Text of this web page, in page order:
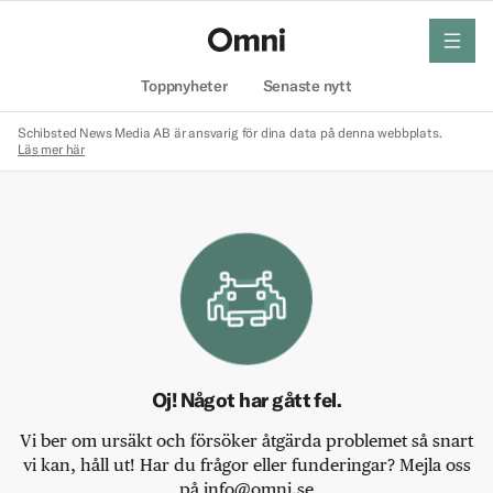
Toppnyheter Senaste nytt
meny
Schibsted News Media AB är ansvarig för dina data på denna webbplats.
Läs mer här
Oj! Något har gått fel.
Vi ber om ursäkt och försöker åtgärda problemet så snart
vi kan, håll ut! Har du frågor eller funderingar? Mejla oss